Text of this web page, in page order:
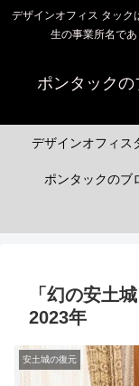
デザインオフィス タック
生の事業所名で
ポンタック
デザインオフィス
ポンタックのブ
「幻の安土
2023年
安土城の復元